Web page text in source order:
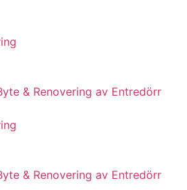
& Renovering av Entredörr
& Renovering av Entredörr